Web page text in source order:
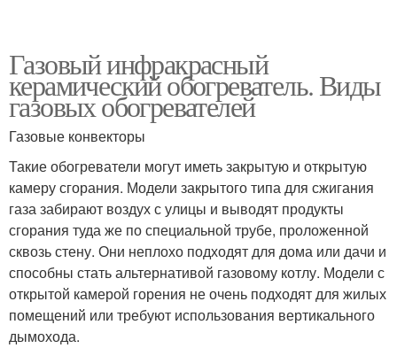
Газовый инфракрасный
керамический обогреватель. Виды
газовых обогревателей
Газовые конвекторы
Такие обогреватели могут иметь закрытую и открытую
камеру сгорания. Модели закрытого типа для сжигания
газа забирают воздух с улицы и выводят продукты
сгорания туда же по специальной трубе, проложенной
сквозь стену. Они неплохо подходят для дома или дачи и
способны стать альтернативой газовому котлу. Модели с
открытой камерой горения не очень подходят для жилых
помещений или требуют использования вертикального
дымохода.